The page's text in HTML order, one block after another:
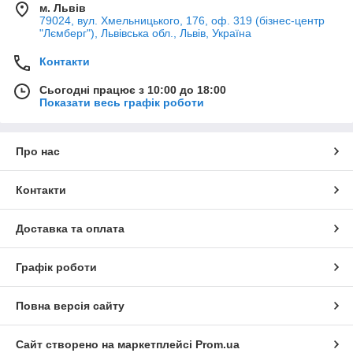
м. Львів
79024, вул. Хмельницького, 176, оф. 319 (бізнес-центр
"Лємберг"), Львівська обл., Львів, Україна
Контакти
Сьогодні працює з 10:00 до 18:00
Показати весь графік роботи
Про нас
Контакти
Доставка та оплата
Графік роботи
Повна версія сайту
Сайт створено на маркетплейсі Prom.ua